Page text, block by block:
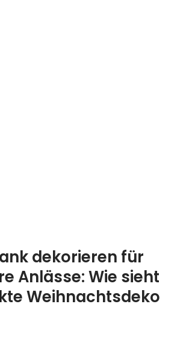
dekorieren für
Anlässe: Wie sieht
Weihnachtsdeko